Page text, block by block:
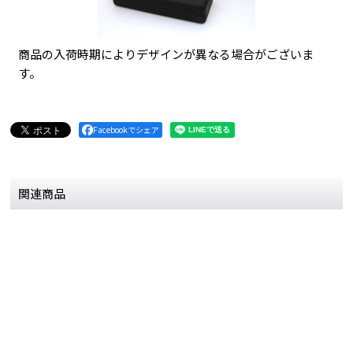
商品の入荷時期によりデザインが異なる場合がございま
す。
Facebookでシェア
関連商品